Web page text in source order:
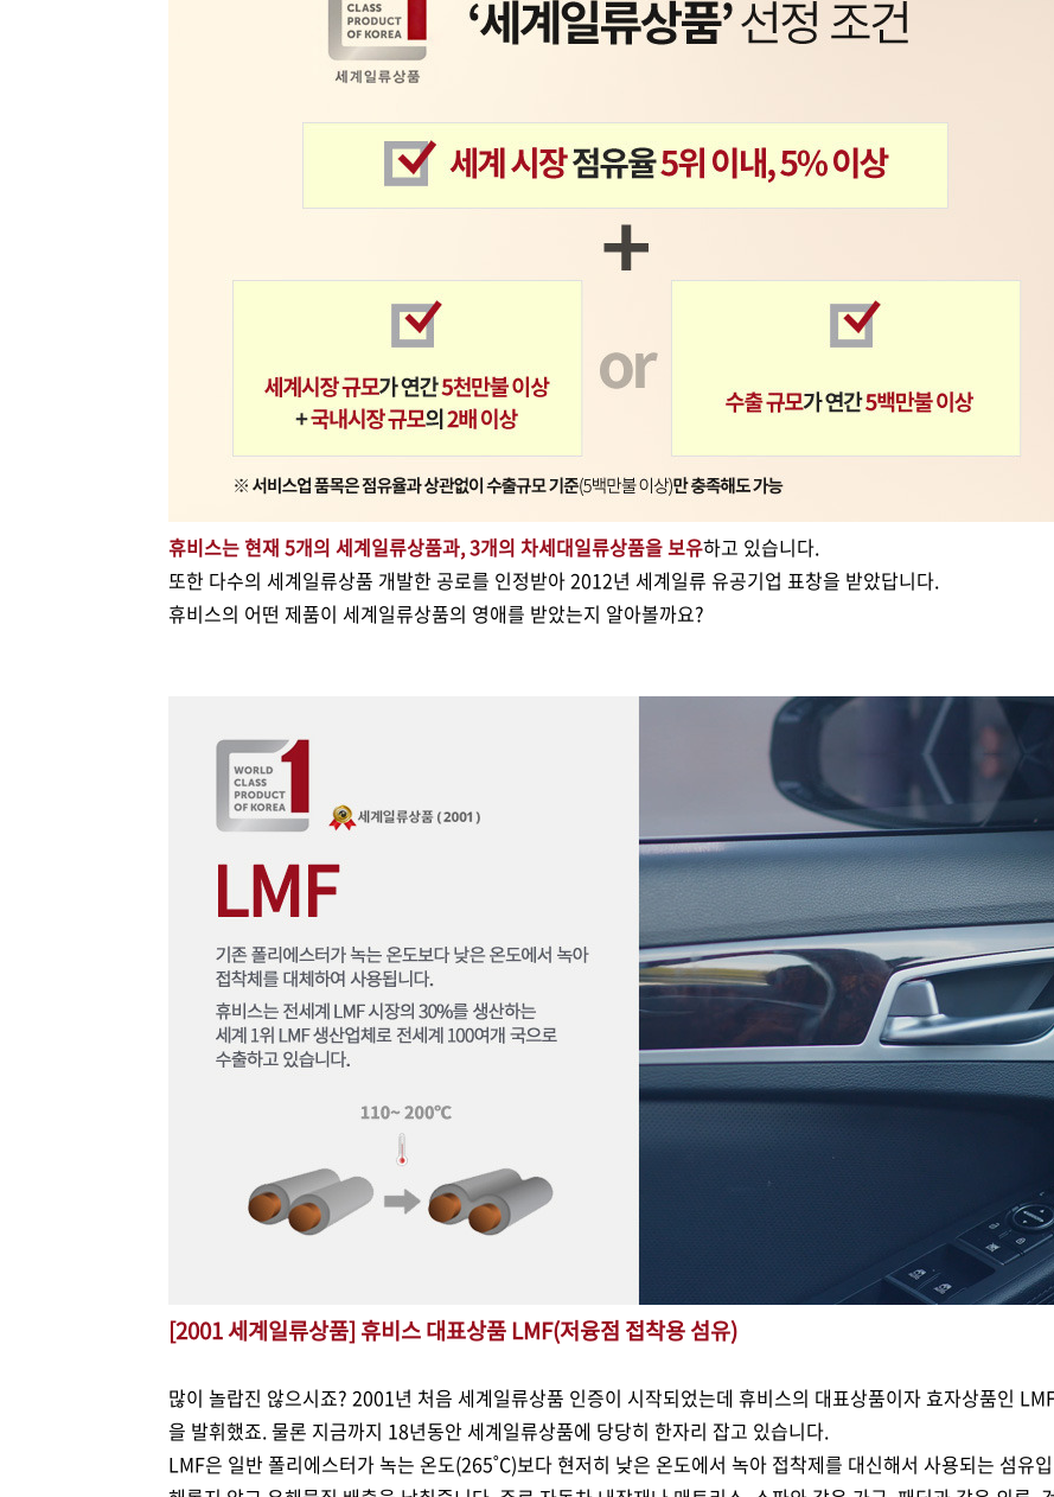
휴비스는 현재 5개의 세계일류상품과, 3개의 차세대일류상품을 보유하고 있습니다.
또한 다수의 세계일류상품 개발한 공로를 인정받아 2012년 세계일류 유공기업 표창을 받았답니다.
휴비스의 어떤 제품이 세계일류상품의 영애를 받았는지 알아볼까요?
[2001 세계일류상품] 휴비스 대표상품LMF(저융점 접착용 섬유)
많이 놀랍진 않으시죠? 2001년 처음 세계일류상품 인증이 시작되었는데 휴비스의 대표상품이자 효자상품인
을 발휘했죠. 물론 지금까지 18년동안 세계일류상품에 당당히 한자리 잡고 있습니다.
LMF은 일반 폴리에스터가 녹는 온도(265˚C)보다 현저히 낮은 온도에서 녹아 접착제를 대신해서 사용되는 섬유